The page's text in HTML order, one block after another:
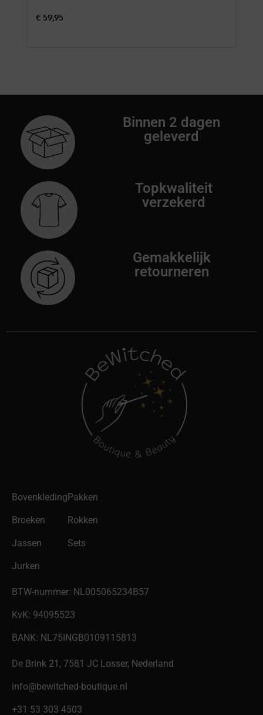
€ 59,95
Binnen 2 dagen
geleverd
Topkwaliteit
verzekerd
Gemakkelijk
retourneren
Bovenkleding
Broeken
Jassen
Jurken
Pakken
Rokken
Sets
BTW-nummer: NL005065234B57
KvK: 94095523
BANK: NL75INGB0109115813
De Brink 21, 7581 JC Losser, Nederland
info@bewitched-boutique.nl
‎+31 53 303 4503